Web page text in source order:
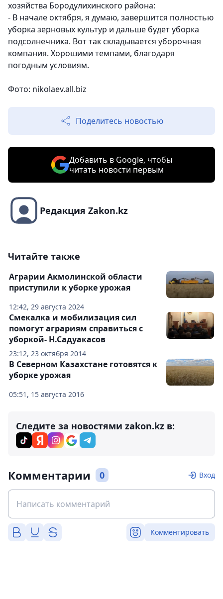
хозяйства Бородулихинского района:
- В начале октября, я думаю, завершится полностью
уборка зерновых культур и дальше будет уборка
подсолнечника. Вот так складывается уборочная
компания. Хорошими темпами, благодаря
погодным условиям.
Фото: nikolaev.all.biz
Поделитесь новостью
Добавить в Google, чтобы
читать новости первым
Редакция Zakon.kz
Читайте также
12:42, 29 августа 2024
Аграрии Акмолинской области
приступили к уборке урожая
23:12, 23 октября 2014
Смекалка и мобилизация сил
помогут аграриям справиться с
уборкой- Н.Садуакасов
05:51, 15 августа 2016
В Северном Казахстане готовятся к
уборке урожая
Следите за новостями zakon.kz в:
Комментарии 0 Вход
Комментировать